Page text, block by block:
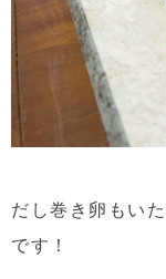
だし巻き卵もい
です！